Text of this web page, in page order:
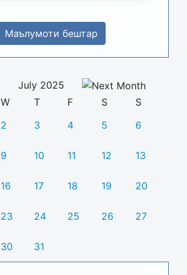
Маълумоти бештар
July 2025
W T F S
S
2 3 4 5 6
9 10 11 12 13
16 17 18 19 20
23 24 25 26 27
30 31